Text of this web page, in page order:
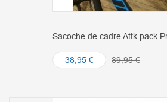
Sacoche de cadre Attk pack
38,95 € 39,95 €